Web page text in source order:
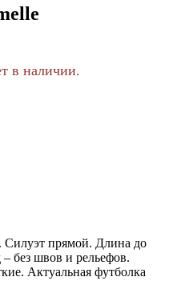
в наличии.
Силуэт прямой. Длина до
без швов и рельефов.
Актуальная футболка